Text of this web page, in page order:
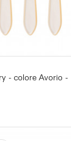
- colore Avorio -